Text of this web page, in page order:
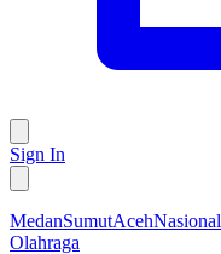
Sign In
MedanSumutAcehNasional
Olahraga